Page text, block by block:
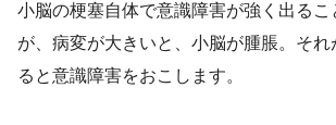
小脳の梗塞自体で意識障害が強く出るこ
が、病変が大きいと、小脳が腫脹。そ
ると意識障害をおこします。